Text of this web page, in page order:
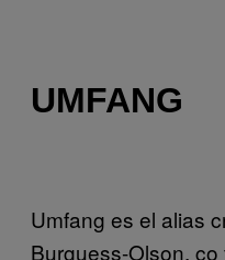
UMFANG
Umfang es el alias
Burguess-Olson,